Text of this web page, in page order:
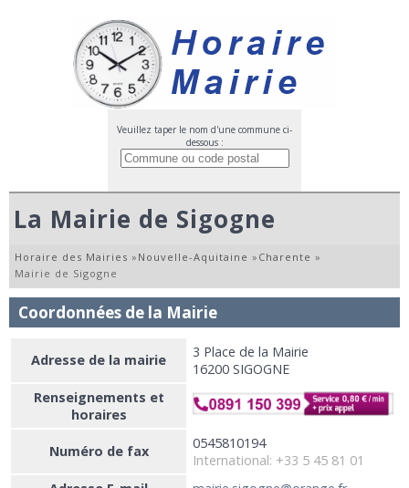
Veuillez taper le nom d'une commune ci-
dessous :
La Mairie de Sigogne
Horaire des Mairies » Nouvelle-Aquitaine » Charente »
Mairie de Sigogne
Coordonnées de la Mairie
Adresse de la mairie
3 Place de la Mairie
16200 SIGOGNE
Renseignements et
horaires
Numéro de fax
0545810194
International: +33 5 45 81 01